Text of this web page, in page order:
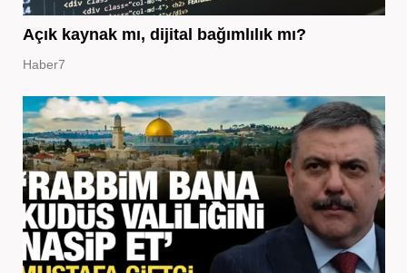
Açık kaynak mı, dijital bağımlılık mı?
Haber7